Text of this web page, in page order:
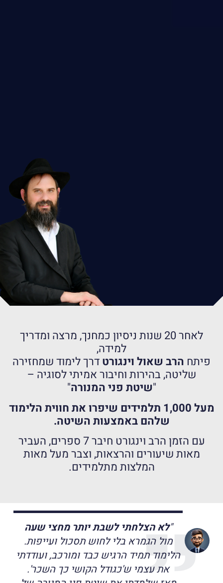
לאחר 20 שנות ניסיון כמחנך, מרצה ומדריך
למידה,
פיתח הרב שאול וינגורטדרך לימוד שמחזירה
שליטה, בהירות וחיבור אמיתי לסוגיה –
"שיטת פני המנורה"
מעל 1,000 תלמידים שיפרו את חווית הלימוד
שלהם באמצעות השיטה.
עם הזמן הרב וינגורט חיבר 7 ספרים, העביר
מאות שיעורים והרצאות, וצבר מעל מאות
המלצות מתלמידים.
"לא הצלחתי לשבת יותר מחצי שעה
מול הגמרא בלי לחוש תסכול ועייפות.
הלימוד תמיד הרגיש כבד ומורכב, ועודדתי
את עצמי ש'כגודל הקושי כך השכר'.